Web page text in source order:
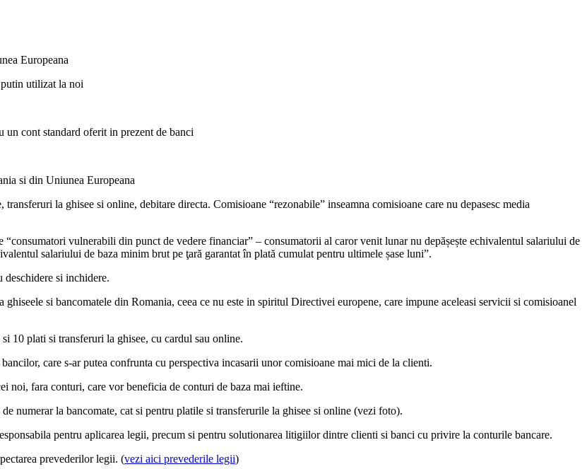
Europeana
utilizat la noi
un cont standard oferit in prezent de banci
si din Uniunea Europeana
la ghisee si online, debitare directa. Comisioane “rezonabile” inseamna comisioane care nu depasesc media
vulnerabili din punct de vedere financiar” – consumatorii al caror venit lunar nu depășește echivalentul salariului de
salariului de baza minim brut pe ţară garantat în plată cumulat pentru ultimele șase luni”.
deschidere si inchidere.
si bancomatele din Romania, ceea ce nu este in spiritul Directivei europene, care impune aceleasi servicii si comisioanel
10 plati si transferuri la ghisee, cu cardul sau online.
care s-ar putea confrunta cu perspectiva incasarii unor comisioane mai mici de la clienti.
noi, fara conturi, care vor beneficia de conturi de baza mai ieftine.
numerar la bancomate, cat si pentru platile si transferurile la ghisee si online (vezi foto).
pentru aplicarea legii, precum si pentru solutionarea litigiilor dintre clienti si banci cu privire la conturile bancare.
prevederilor legii. (vezi aici prevederile legii)